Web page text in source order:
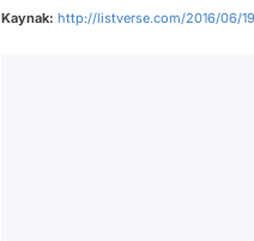
Kaynak: http://listverse.com/2016/06/